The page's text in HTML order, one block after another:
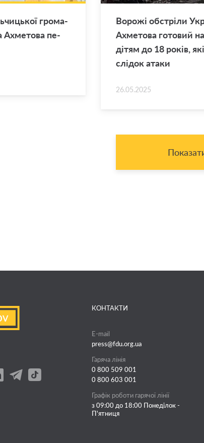
гро­ма­
Ахме­то­ва пе­
Во­ро­жі об­стрі­ли
Ахме­то­ва го­то­вий
дітям до 18 років,
слі­док атаки
26.05.2025
КОНТАКТИ
E-mail
press@fdu.org.ua
Гаряча лінія
0 800 509 001
0 800 603 001
Графік роботи гарячої лінії
з 09:00 до 18:00 Понеділок -
П'ятниця